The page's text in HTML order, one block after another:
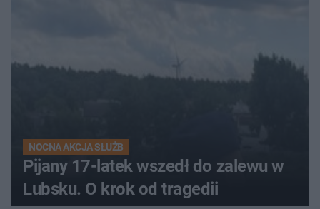
NOCNA AKCJA SŁUŻB
Pijany 17-latek wszedł do zalewu w
Lubsku. O krok od tragedii